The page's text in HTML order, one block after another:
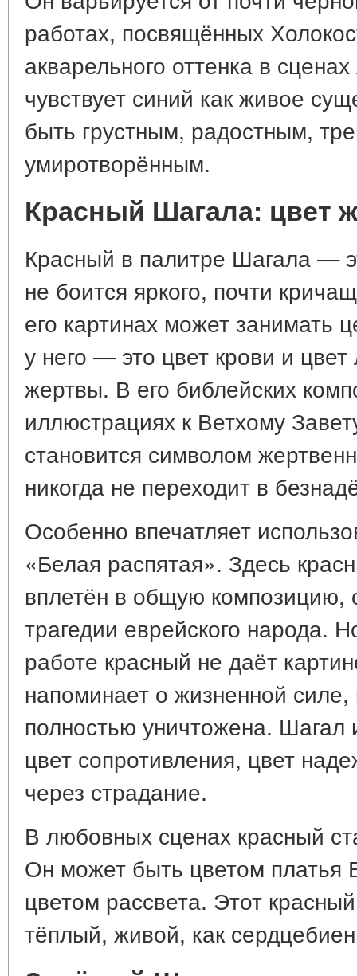
работах, посвящённых
акварельного оттенка в
чувствует синий как живое
быть грустным, радостным,
умиротворённым.
Красный Шагала: цвет
Красный в палитре Шагала —
не боится яркого, почти
его картинах может занимать
у него — это цвет крови и
жертвы. В его библейских
иллюстрациях к Ветхому
становится символом
никогда не переходит в
Особенно впечатляет
«Белая распятая». Здесь
вплетён в общую композицию,
трагедии еврейского народа.
работе красный не даёт
напоминает о жизненной
полностью уничтожена. Шагал
цвет сопротивления, цвет
через страдание.
В любовных сценах красный
Он может быть цветом платья
цветом рассвета. Этот
тёплый, живой, как